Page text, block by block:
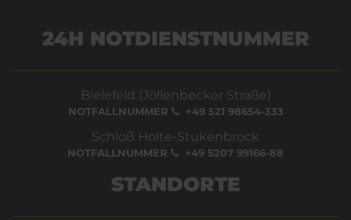
24H NOTDIENSTNUMMER
Bielefeld (Jöllenbecker Straße)
NOTFALLNUMMER +49 521 98654-333
Schloß Holte-Stukenbrock
NOTFALLNUMMER +49 5207 99166-88
STANDORTE